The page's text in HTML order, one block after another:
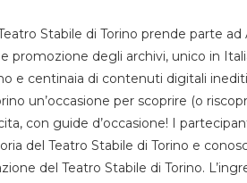
Stabile di Torino prende parte
promozione degli archivi, unico in
e centinaia di contenuti digitali
un’occasione per scoprire (o
con guide d’occasione! I
del Teatro Stabile di Torino e
del Teatro Stabile di Torino.